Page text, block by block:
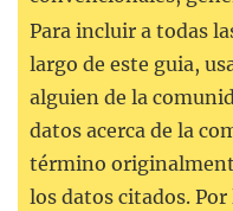
Para incluir a todas
largo de este guia,
alguien de la
datos acerca de la
término
los datos citados.